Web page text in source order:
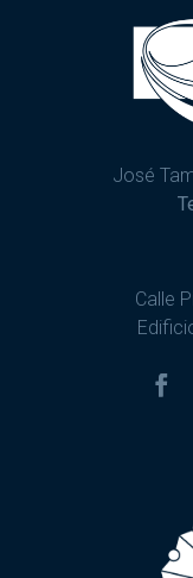
José
Calle